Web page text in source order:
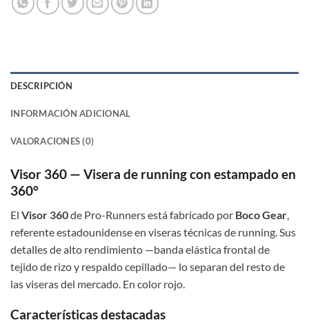
DESCRIPCIÓN
INFORMACIÓN ADICIONAL
VALORACIONES (0)
Visor 360 — Visera de running con estampado en
360°
El Visor 360de Pro-Runners está fabricado por Boco Gear
referente estadounidense en viseras técnicas de running. Sus
detalles de alto rendimiento —banda elástica frontal de
tejido de rizo y respaldo cepillado— lo separan del resto de
las viseras del mercado. En color rojo.
Características destacadas